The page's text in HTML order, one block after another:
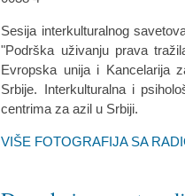
Sesija interkulturalnog
"Podrška uživanju prava
Evropska unija i Kancelarija
Srbije. Interkulturalna i
centrima za azil u Srbiji.
VIŠE FOTOGRAFIJA SA